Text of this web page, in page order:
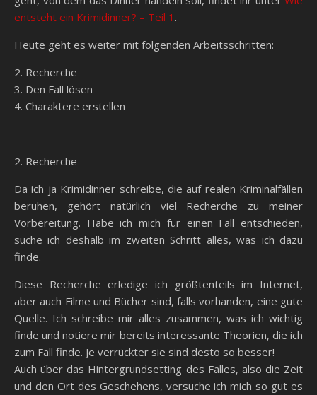
entsteht ein Krimidinner? – Teil 1 .
Heute geht es weiter mit folgenden Arbeitsschritten:
2. Recherche
3. Den Fall lösen
4. Charaktere erstellen
2. Recherche
Da ich ja Krimidinner schreibe, die auf realen Kriminalfällen
beruhen, gehört natürlich viel Recherche zu meiner
Vorbereitung. Habe ich mich für einen Fall entschieden,
suche ich deshalb im zweiten Schritt alles, was ich dazu
finde.
Diese Recherche erledige ich größtenteils im Internet,
aber auch Filme und Bücher sind, falls vorhanden, eine gute
Quelle. Ich schreibe mir alles zusammen, was ich wichtig
finde und notiere mir bereits interessante Theorien, die ich
zum Fall finde. Je verrückter sie sind desto so besser!
Auch über das Hintergrundsetting des Falles, also die Zeit
und den Ort des Geschehens, versuche ich mich so gut es